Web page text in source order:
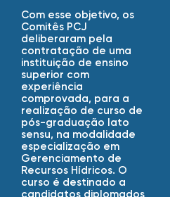
Com esse objetivo, os
Comitês PCJ
deliberaram pela
contratação de uma
instituição de ensino
superior com
experiência
comprovada, para a
realização de curso de
pós-graduação lato
sensu, na modalidade
especialização em
Gerenciamento de
Recursos Hídricos. O
curso é destinado a
candidatos diplomados